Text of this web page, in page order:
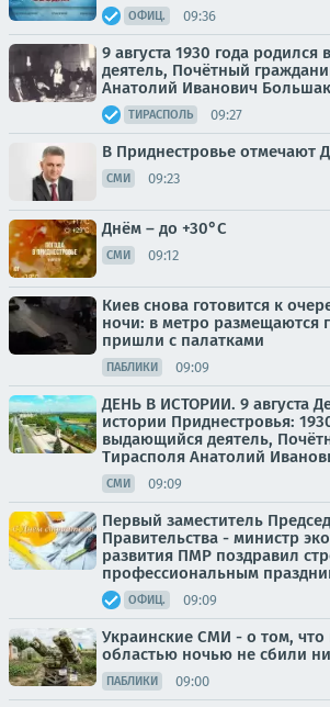
ОФИЦ. 09:36
9 августа 1930 года
деятель, Почётный
Анатолий Иванович
ТИРАСПОЛЬ 09:27
В Приднестровье отмечают
СМИ 09:23
Днём – до +30°С
СМИ 09:12
Киев снова готовится к
ночи: в метро размещаются
пришли с палатками
ПАБЛИКИ 09:09
ДЕНЬ В ИСТОРИИ. 9 августа
истории Приднестровья:
выдающийся деятель,
Тирасполя Анатолий
СМИ 09:09
Первый заместитель
Правительства - министр
развития ПМР поздравил
профессиональным
ОФИЦ. 09:09
Украинские СМИ - о том, что
областью ночью не сбили
ПАБЛИКИ 09:00